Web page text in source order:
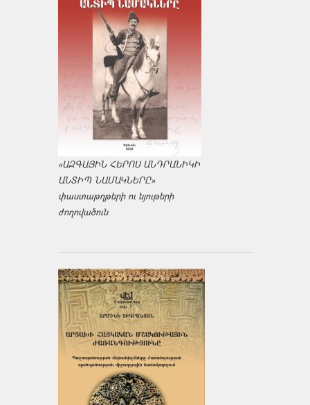
«ԱԶԳԱՅԻՆ ՀԵՐՈՍ ԱՆԴՐԱՆԻԿԻ
ԱՆՏԻՊ ՆԱՄԱԿՆԵՐԸ»
փաստաթղթերի ու նյութերի
ժողովածուն